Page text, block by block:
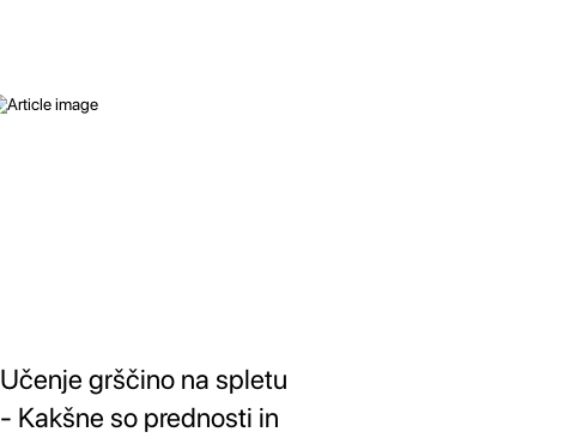
Učenje grščino na spletu
- Kakšne so prednosti in